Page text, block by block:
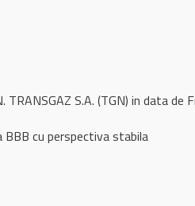
S.A. (TGN) in data
cu perspectiva stabila